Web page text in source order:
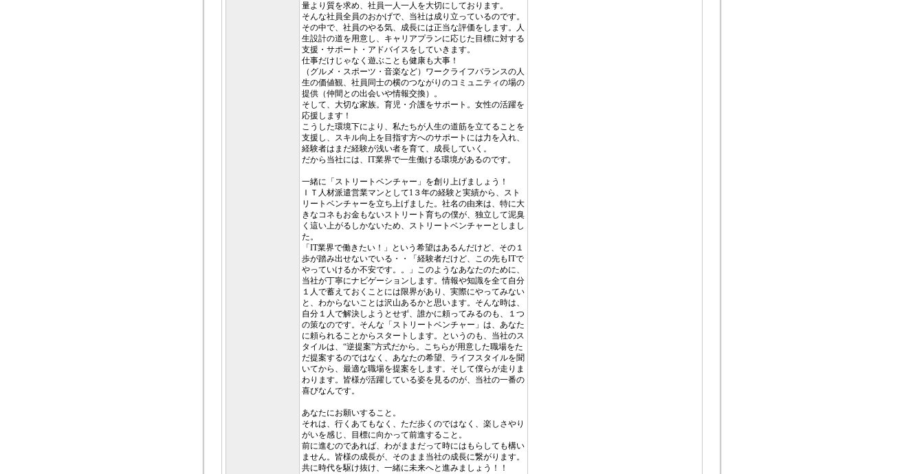
量より質を求め、社員一人一人を大切にしております。
そんな社員全員のおかげで、当社は成り立っているのです。
その中で、社員のやる気、成長には正当な評価をします。人
生設計の道を用意し、キャリアプランに応じた目標に対する
支援・サポート・アドバイスをしていきます。
仕事だけじゃなく遊ぶことも健康も大事！
（グルメ・スポーツ・音楽など）ワークライフバランスの人
生の価値観、社員同士の横のつながりのコミュニティの場の
提供（仲間との出会いや情報交換）。
そして、大切な家族。育児・介護をサポート。女性の活躍を
応援します！
こうした環境下により、私たちが人生の道筋を立てることを
支援し、スキル向上を目指す方へのサポートには力を入れ、
経験者はまだ経験が浅い者を育て、成長していく。
だから当社には、IT業界で一生働ける環境があるのです。
一緒に「ストリートベンチャー」を創り上げましょう！
ＩＴ人材派遣営業マンとして1３年の経験と実績から、スト
リートベンチャーを立ち上げました。社名の由来は、特に大
きなコネもお金もないストリート育ちの僕が、独立して泥臭
く這い上がるしかないため、ストリートベンチャーとしまし
た。
「IT業界で働きたい！」という希望はあるんだけど、その１
歩が踏み出せないでいる・・「経験者だけど、この先もITで
やっていけるか不安です。。」このようなあなたのために、
当社が丁寧にナビゲーションします。情報や知識を全て自分
１人で蓄えておくことには限界があり、実際にやってみない
と、わからないことは沢山あるかと思います。そんな時は、
自分１人で解決しようとせず、誰かに頼ってみるのも、１つ
の策なのです。そんな「ストリートベンチャー」は、あなた
に頼られることからスタートします。というのも、当社のス
タイルは、“逆提案”方式だから。こちらが用意した職場をた
だ提案するのではなく、あなたの希望、ライフスタイルを聞
いてから、最適な職場を提案をします。そして僕らが走りま
わります。皆様が活躍している姿を見るのが、当社の一番の
喜びなんです。
あなたにお願いすること。
それは、行くあてもなく、ただ歩くのではなく、楽しさやり
がいを感じ、目標に向かって前進すること。
前に進むのであれば、わがままだって時にはもらしても構い
ません。皆様の成長が、そのまま当社の成長に繋がります。
共に時代を駆け抜け、一緒に未来へと進みましょう！！